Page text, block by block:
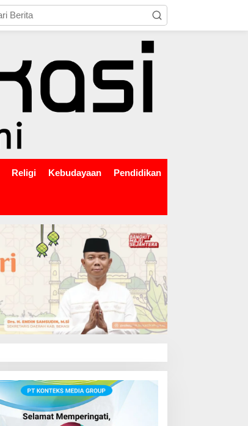
Religi Kebudayaan Pendidikan